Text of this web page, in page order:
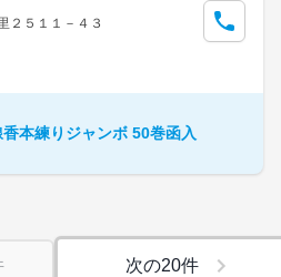
２５１１－４３
本練りジャンボ 50巻函入
次の20件